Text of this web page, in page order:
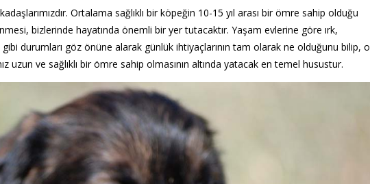
Ortalama sağlıklı bir köpeğin 10-15 yıl arası bir ömre sahip olduğu
bizlerinde hayatında önemli bir yer tutacaktır. Yaşam evlerine göre ırk,
gibi durumları göz önüne alarak günlük ihtiyaçlarının tam olarak ne olduğunu bilip, o
uzun ve sağlıklı bir ömre sahip olmasının altında yatacak en temel husustur.